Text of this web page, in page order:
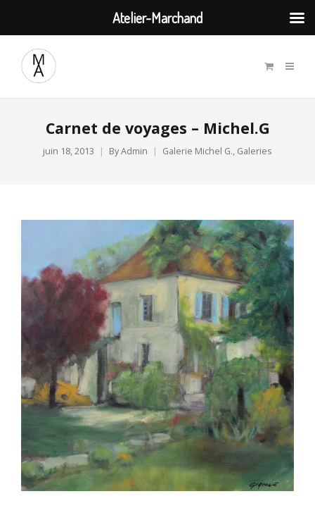
Carnet de voyages – Michel.G
juin 18, 2013 ByAdmin Galerie Michel G., Galeries
Atelier-Marchand